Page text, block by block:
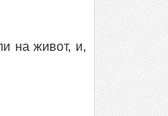
на живот, и,